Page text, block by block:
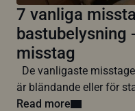
7 vanliga
bastubelysning
misstag
De vanligaste
är bländande eller för
Read more